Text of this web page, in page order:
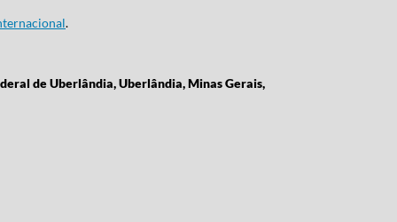
.
de Uberlândia, Uberlândia, Minas Gerais,